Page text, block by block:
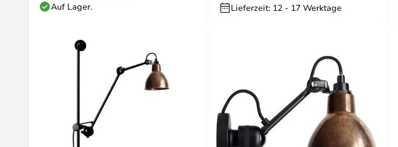
Auf Lager. Lieferzeit: 12 - 17 Werktage